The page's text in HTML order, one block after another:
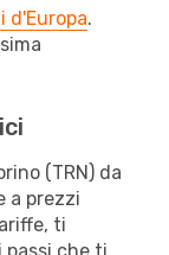
d'Europa.
(TRN) da
a prezzi
ti